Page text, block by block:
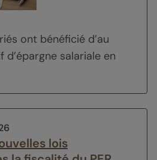
ont bénéficié d’au
salariale en
lois